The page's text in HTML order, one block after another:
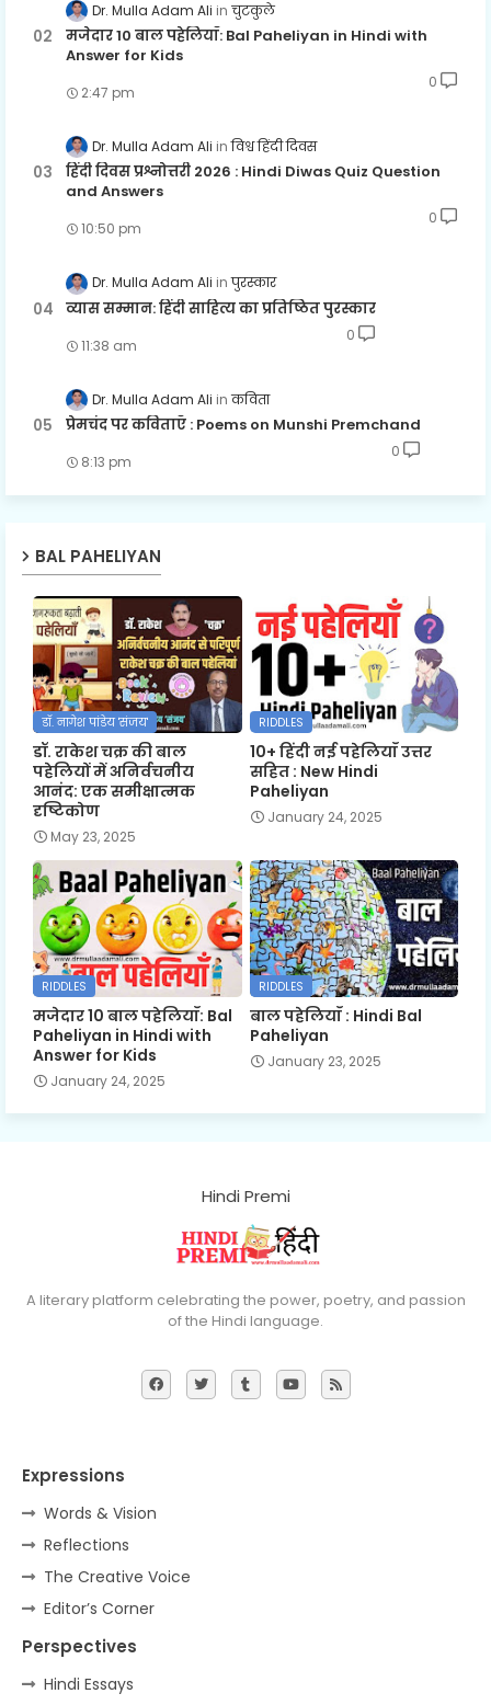
Dr. Mulla Adam Ali चुटकुले
मजेदार 10 बाल पहेलियाँ: Bal Paheliyan in Hindi with
Answer for Kids
2:47 pm
0
Dr. Mulla Adam Ali विश्व हिंदी दिवस
हिंदी दिवस प्रश्नोत्तरी 2026 : Hindi Diwas Quiz Question
and Answers
10:50 pm
0
Dr. Mulla Adam Ali पुरस्कार
व्यास सम्मान: हिंदी साहित्य का प्रतिष्ठित पुरस्कार
11:38 am
0
Dr. Mulla Adam Ali कविता
प्रेमचंद पर कविताएँ : Poems on Munshi Premchand
8:13 pm
0
BAL PAHELIYAN
डॉ. नागेश पांडेय 'संजय'
डॉ. राकेश चक्र की बाल
पहेलियों में अनिर्वचनीय
आनंद: एक समीक्षात्मक
दृष्टिकोण
May 23, 2025
RIDDLES
10+ हिंदी नई पहेलियाँ उत्तर
सहित : New Hindi
Paheliyan
January 24, 2025
RIDDLES
मजेदार 10 बाल पहेलियाँ: Bal
Paheliyan in Hindi with
Answer for Kids
January 24, 2025
RIDDLES
बाल पहेलियाँ : Hindi Bal
Paheliyan
January 23, 2025
Hindi Premi
A literary platform celebrating the power, poetry, and passion
of the Hindi language.
Expressions
Words & Vision
Reflections
The Creative Voice
Editor’s Corner
Perspectives
Hindi Essays